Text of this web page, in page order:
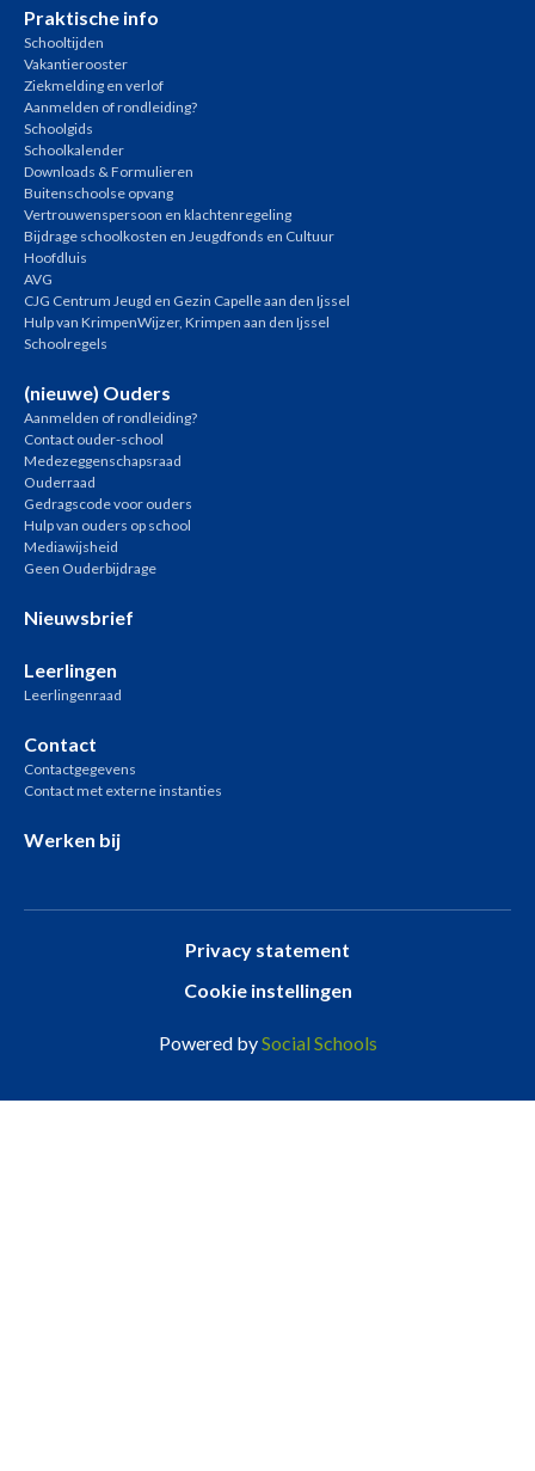
Praktische info
Schooltijden
Vakantierooster
Ziekmelding en verlof
Aanmelden of rondleiding?
Schoolgids
Schoolkalender
Downloads & Formulieren
Buitenschoolse opvang
Vertrouwenspersoon en klachtenregeling
Bijdrage schoolkosten en Jeugdfonds en Cultuur
Hoofdluis
AVG
CJG Centrum Jeugd en Gezin Capelle aan den Ijssel
Hulp van KrimpenWijzer, Krimpen aan den Ijssel
Schoolregels
(nieuwe) Ouders
Aanmelden of rondleiding?
Contact ouder-school
Medezeggenschapsraad
Ouderraad
Gedragscode voor ouders
Hulp van ouders op school
Mediawijsheid
Geen Ouderbijdrage
Nieuwsbrief
Leerlingen
Leerlingenraad
Contact
Contactgegevens
Contact met externe instanties
Werken bij
Privacy statement
Cookie instellingen
Powered bySocial Schools